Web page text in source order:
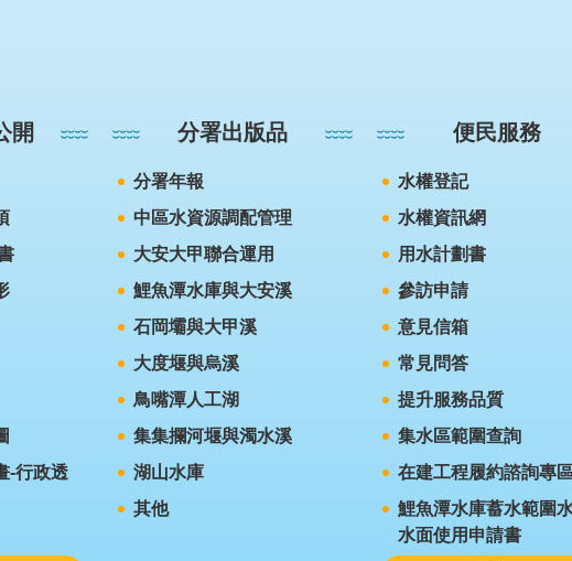
開
-行政透
分署出版品
分署年報
中區水資源調配管理
大安大甲聯合運用
鯉魚潭水庫與大安溪
石岡壩與大甲溪
大度堰與烏溪
鳥嘴潭人工湖
集集攔河堰與濁水溪
湖山水庫
其他
便民服務
水權登記
水權資訊網
用水計劃書
參訪申請
意見信箱
常見問答
提升服務品質
集水區範圍查詢
在建工程履約諮詢專
鯉魚潭水庫蓄水範圍
水面使用申請書